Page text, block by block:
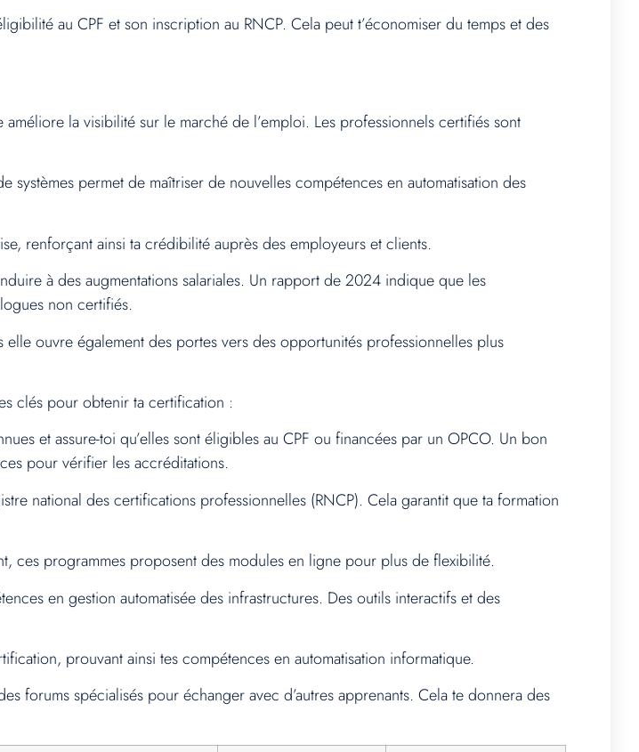
au CPF et son inscription au RNCP. Cela peut t’économiser du temps et des
la visibilité sur le marché de l’emploi. Les professionnels certifiés sont
systèmes permet de maîtriser de nouvelles compétences en automatisation des
renforçant ainsi ta crédibilité auprès des employeurs et clients.
à des augmentations salariales. Un rapport de 2024 indique que les
non certifiés.
ouvre également des portes vers des opportunités professionnelles plus
clés pour obtenir ta certification :
et assure-toi qu’elles sont éligibles au CPF ou financées par un OPCO. Un bon
pour vérifier les accréditations.
national des certifications professionnelles (RNCP). Cela garantit que ta formation
ces programmes proposent des modules en ligne pour plus de flexibilité.
en gestion automatisée des infrastructures. Des outils interactifs et des
prouvant ainsi tes compétences en automatisation informatique.
forums spécialisés pour échanger avec d’autres apprenants. Cela te donnera des